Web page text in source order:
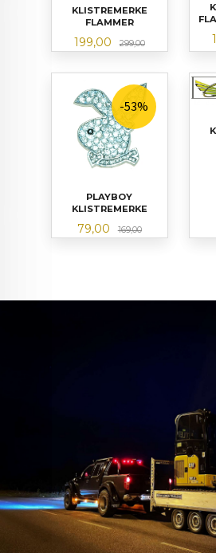
KLISTREMERKE
FLAMMER
Tilbud
199,00 299,00Rabatt
PLAYBOY
KLISTREMERKE
Tilbud
79,00 169,00Rabatt
-53%